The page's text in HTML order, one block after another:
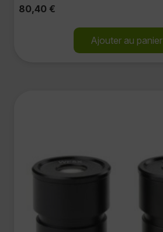
80,40 €
Ajouter au panier